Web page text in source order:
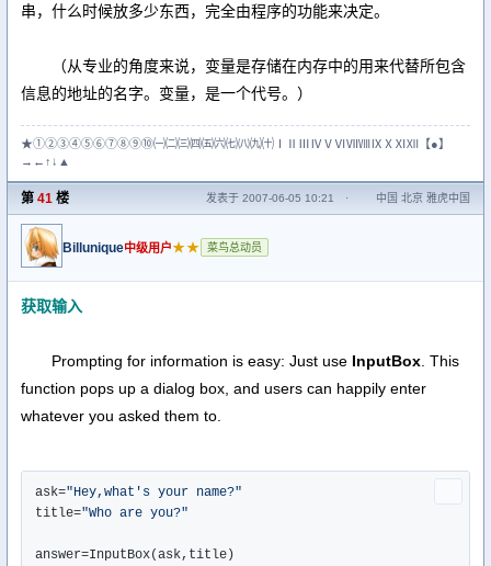
串，什么时候放多少东西，完全由程序的功能来决定。
（从专业的角度来说，变量是存储在内存中的用来代替所包含
信息的地址的名字。变量，是一个代号。）
★①②③④⑤⑥⑦⑧⑨⑩㈠㈡㈢㈣㈤㈥㈦㈧㈨㈩ⅠⅡⅢⅣⅤⅥⅦⅧⅨⅩⅪⅫ【●】
→←↑↓▲
第 41 楼 发表于 2007-06-05 10:21 · 中国 北京 雅虎中国
Billunique中级用户★★ 菜鸟总动员
获取输入
Prompting for information is easy: Just use InputBox . This
function pops up a dialog box, and users can happily enter
whatever you asked them to.
ask="Hey,what's your name?"
title="Who are you?"
answer=InputBox(ask,title)